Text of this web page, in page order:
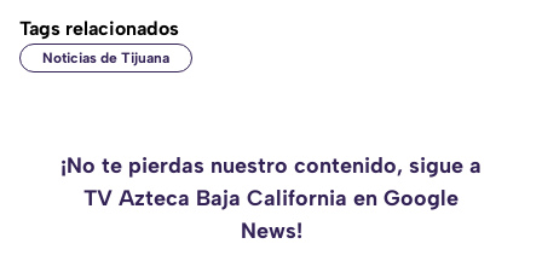
Tags relacionados
Noticias de Tijuana
¡No te pierdas nuestro contenido, sigue a
TV Azteca Baja California en Google
News!